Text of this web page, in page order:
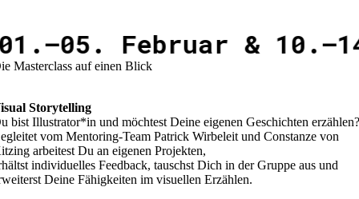
Februar &
Masterclass auf einen Blick
Storytelling
bist Illustrator*in und möchtest Deine eigenen Geschichten
vom Mentoring-Team Patrick Wirbeleit und Constanze von
arbeitest Du an eigenen Projekten,
individuelles Feedback, tauschst Dich in der Gruppe aus und
Deine Fähigkeiten im visuellen Erzählen.